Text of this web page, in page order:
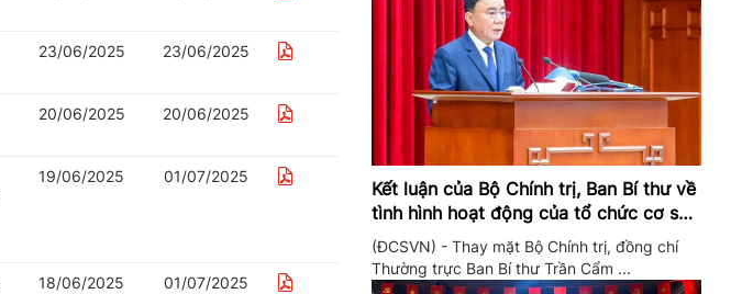
23/06/2025 23/06/2025
20/06/2025 20/06/2025
19/06/2025 01/07/2025
18/06/2025 01/07/2025
Kết luận của Bộ Chính trị, Ban Bí thư về
tình hình hoạt động của tổ chức cơ sở
đảng trong quý II/2026
(ĐCSVN) - Thay mặt Bộ Chính trị, đồng chí
Thường trực Ban Bí thư Trần Cẩm ...